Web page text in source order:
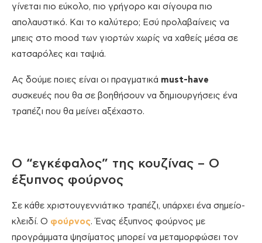
γίνεται πιο εύκολο, πιο γρήγορο και σίγουρα πιο
απολαυστικό. Και το καλύτερο; Εσύ προλαβαίνεις να
μπεις στο mood των γιορτών χωρίς να χαθείς μέσα σε
κατσαρόλες και ταψιά.
Ας δούμε ποιες είναι οι πραγματικά must-have
συσκευές που θα σε βοηθήσουν να δημιουργήσεις ένα
τραπέζι που θα μείνει αξέχαστο.
Ο “εγκέφαλος” της κουζίνας – O
έξυπνος φούρνος
Σε κάθε χριστουγεννιάτικο τραπέζι, υπάρχει ένα σημείο-
κλειδί. Ο φούρνος. Ένας έξυπνος φούρνος με
προγράμματα ψησίματος μπορεί να μεταμορφώσει τον